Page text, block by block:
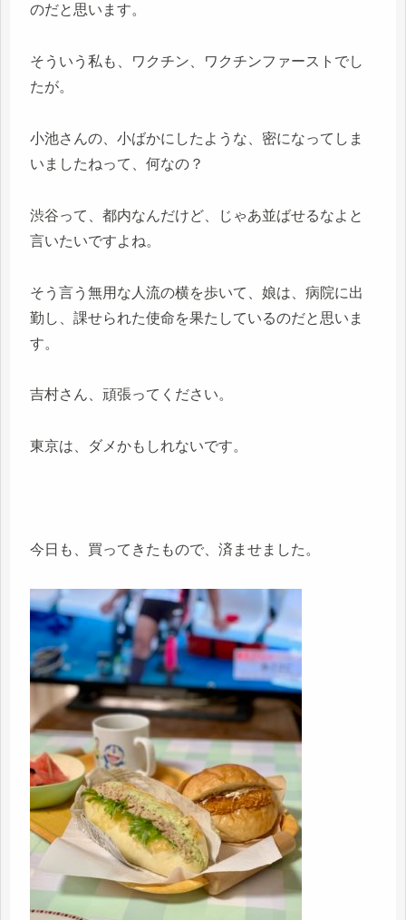
のだと思います。
そういう私も、ワクチン、ワクチンファーストでし
たが。
小池さんの、小ばかにしたような、密になってしま
いましたねって、何なの？
渋谷って、都内なんだけど、じゃあ並ばせるなよと
言いたいですよね。
そう言う無用な人流の横を歩いて、娘は、病院に出
勤し、課せられた使命を果たしているのだと思いま
す。
吉村さん、頑張ってください。
東京は、ダメかもしれないです。
今日も、買ってきたもので、済ませました。